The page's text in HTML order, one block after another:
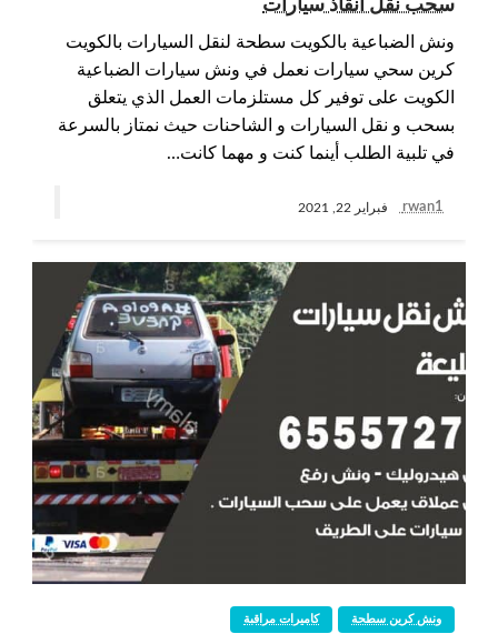
سحب نقل انقاذ سيارات
ونش الضباعية بالكويت سطحة لنقل السيارات بالكويت
كرين سحي سيارات نعمل في ونش سيارات الضباعية
الكويت على توفير كل مستلزمات العمل الذي يتعلق
بسحب و نقل السيارات و الشاحنات حيث نمتاز بالسرعة
في تلبية الطلب أينما كنت و مهما كانت…
rwan1 فبراير 22, 2021
كاميرات مراقبة ونش كرين سطحة